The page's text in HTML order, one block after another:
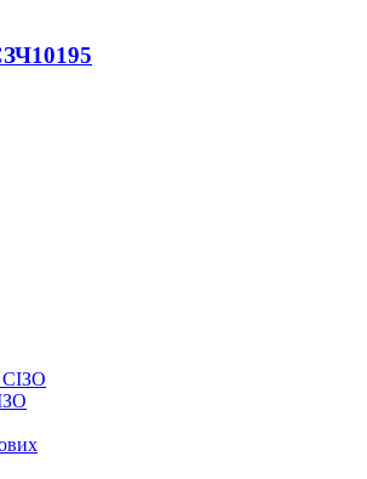
10195